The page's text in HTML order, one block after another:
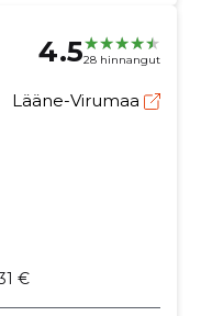
4.528 hinnangut
Lääne-Virumaa
€